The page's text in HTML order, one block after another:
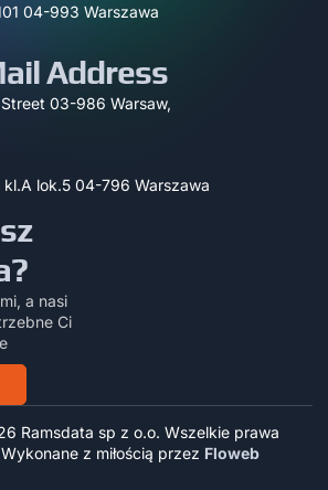
04-993 Warszawa
Address
03-986 Warsaw,
lok.5 04-796 Warszawa
a nasi
Ci
Ramsdata sp z o.o. Wszelkie prawa
z miłością przez Floweb